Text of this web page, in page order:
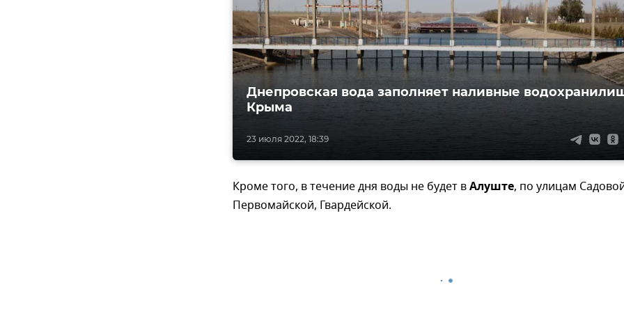
23 июля 2022, 18:39
Днепровская вода заполняет наливные
Крыма
Кроме того, в течение дня воды не будет вАлуште, по улицам
Первомайской, Гвардейской.